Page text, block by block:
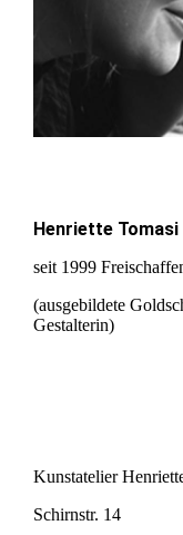
Henriette Tomasi
seit 1999
(ausgebildete
Gestalterin)
Kunstatelier
Schirnstr. 14